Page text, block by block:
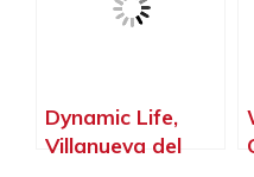
Dynamic Life,
Villanueva del